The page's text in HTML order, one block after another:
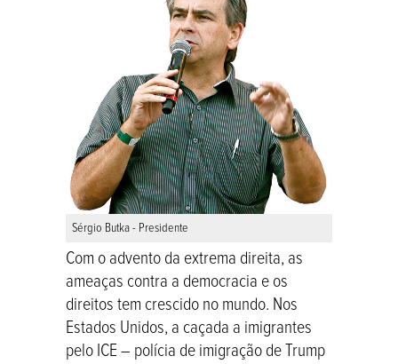
Sérgio Butka - Presidente
Com o advento da extrema direita, as
ameaças contra a democracia e os
direitos tem crescido no mundo. Nos
Estados Unidos, a caçada a imigrantes
pelo ICE – polícia de imigração de Trump